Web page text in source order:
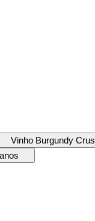
Vinho Burgundy Crus